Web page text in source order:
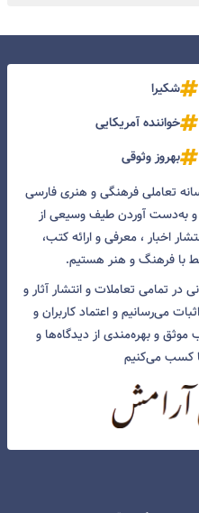
شکیرا
خواننده آمریکایی
بهروز وثوقی
تعاملی فرهنگی و هنری فارسی
به‌دست آوردن طیف وسیعی از
اخبار ، معرفی و ارائه کتب،
با فرهنگ و هنر هستیم.
در تمامی تعاملات و انتشار آثار و
می‌رسانیم و اعتماد کاربران و
و بهره‌مندی از دیدگاه‌ها و
کسب می‌کنیم